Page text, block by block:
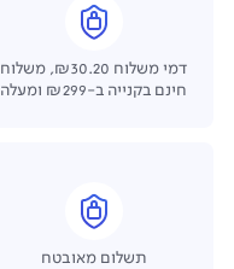
דמי משלוח ₪30.20, משלוח
חינם בקנייה ב-₪299 ומעלה
תשלום מאובטח